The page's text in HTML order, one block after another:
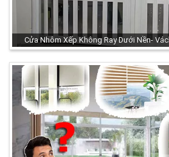
Cửa Nhôm Xếp Không Ray Dưới Nền-